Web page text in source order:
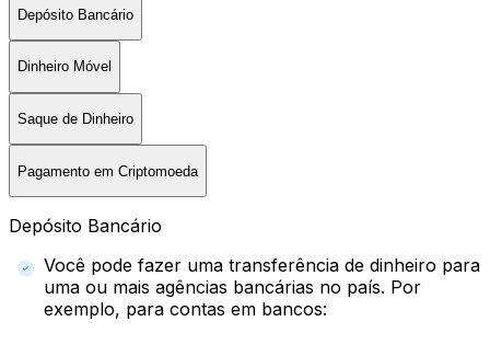
Depósito Bancário
Dinheiro Móvel
Saque de Dinheiro
Pagamento em Criptomoeda
Depósito Bancário
Você pode fazer uma transferência de dinheiro para
uma ou mais agências bancárias no país. Por
exemplo, para contas em bancos: